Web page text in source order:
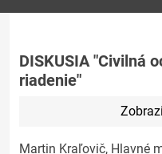
DISKUSIA "Civilná
riadenie"
Martin Kraľovič, Hlavné